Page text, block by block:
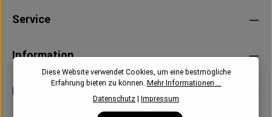
Service
Information
Newsletter
Diese Website verwendet Cookies, um eine bestmögliche
Erfahrung bieten zu können. Mehr Informationen ...
Datenschutz | Impressum